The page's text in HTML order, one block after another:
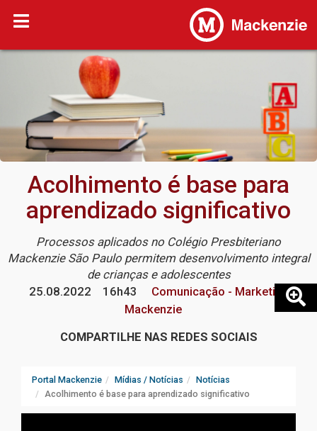
Acolhimento é base para
aprendizado significativo
Processos aplicados no Colégio Presbiteriano
Mackenzie São Paulo permitem desenvolvimento integral
de crianças e adolescentes
25.08.2022
16h43
Comunicação - Marketing
Mackenzie
COMPARTILHE NAS REDES SOCIAIS
Portal Mackenzie Mídias / Notícias
Notícias
Acolhimento é base para aprendizado significativo